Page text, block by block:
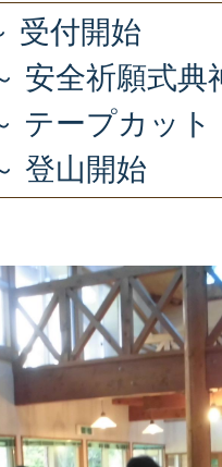
受付開始
安全祈願式典
テープカット
登山開始